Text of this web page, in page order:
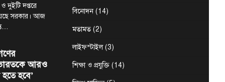
দুইটি দপ্তরে
সরকার। আজ
আরও
হবে’
বিনোদন (14)
মতামত (2)
লাইফস্টাইল(3)
শিক্ষা ও প্রযুক্তি (14)